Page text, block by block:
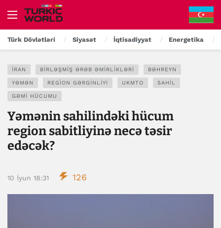
Türk Dövlətləri Siyasət İqtisadiyyat Energetika
İRAN BIRLƏŞMIŞ ƏRƏB ƏMIRLIKLƏRI BƏHREYN
YƏMƏN REGION GƏRGINLIYI UKMTO SAHIL
GƏMI HÜCUMU
Yəmənin sahilindəki hücum
region sabitliyinə necə təsir
edəcək?
10 İyun 18:31 126